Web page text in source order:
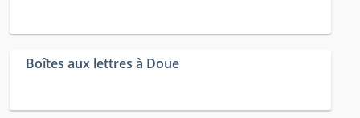
Boîtes aux lettres à Doue